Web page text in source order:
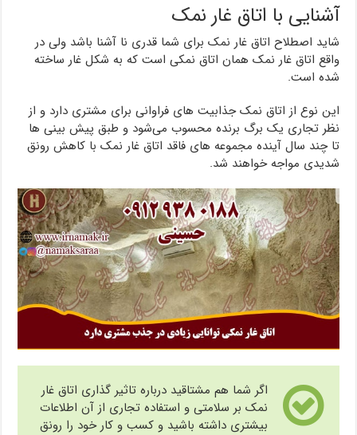
آشنایی با اتاق غار نمک
شاید اصطلاح اتاق غار نمک برای شما قدری نا آشنا باشد ولی در
واقع اتاق غار نمک همان اتاق نمکی است که به شکل غار ساخته
شده است.
این نوع از اتاق نمک جذابیت های فراوانی برای مشتری دارد و از
نظر تجاری یک برگ برنده محسوب می‌شود و طبق پیش بینی ها
تا چند سال آینده مجموعه های فاقد اتاق غار نمک با کاهش رونق
شدیدی مواجه خواهند شد.
اگر شما هم مشتاقید درباره تاثیر گذاری اتاق غار
نمک بر سلامتی و استفاده تجاری از آن اطلاعات
بیشتری داشته باشید و کسب و کار خود را رونق